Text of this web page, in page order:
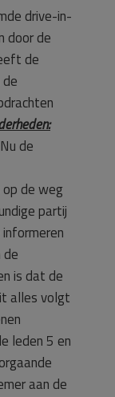
drive-in-
door de
de
de
de weg
partij
is dat de
alles volgt
leden 5 en
aan de